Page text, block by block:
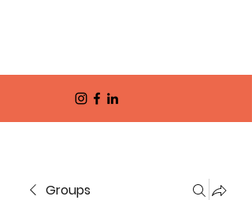
Groups